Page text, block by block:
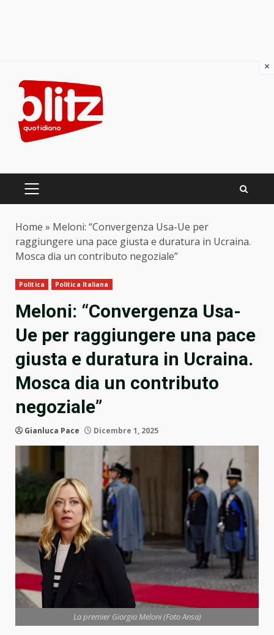
content
PRIMARY
Home » Meloni: “Convergenza Usa-Ue per
raggiungere una pace giusta e duratura in Ucraina.
Mosca dia un contributo negoziale”
Politica Politica Italiana
Meloni: “Convergenza Usa-
Ue per raggiungere una pace
giusta e duratura in Ucraina.
Mosca dia un contributo
negoziale”
Gianluca Pace Dicembre 1, 2025
La premier Giorgia Meloni (Foto Ansa)
×